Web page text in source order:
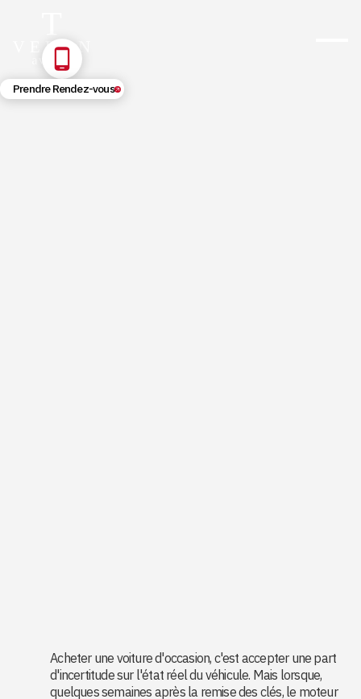
Prendre Rendez-vous
Acheter une voiture d'occasion, c'est accepter une part
d'incertitude sur l'état réel du véhicule. Mais lorsque,
quelques semaines après la remise des clés, le moteur